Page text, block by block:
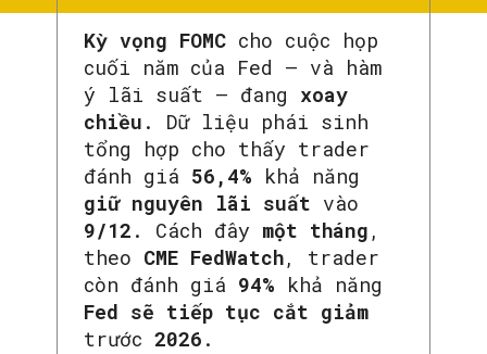
Kỳ vọng FOMC cho cuộc họp
cuối năm của Fed — và hàm
ý lãi suất — đang xoay
chiều . Dữ liệu phái sinh
tổng hợp cho thấy trader
đánh giá 56,4% khả năng
giữ nguyên lãi suất vào
9/12 . Cách đây một tháng ,
theo CME FedWatch, trader
còn đánh giá 94% khả năng
Fed sẽ tiếp tục cắt giảm
trước 2026 .